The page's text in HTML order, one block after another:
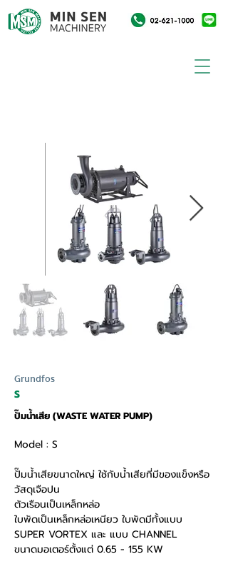
Grundfos
S
ปั๊มน้ำเสีย (WASTE WATER PUMP)
Model : S
ปั๊มน้ำเสียขนาดใหญ่ ใช้กับน้ำเสียที่มีของแข็งหรือ
วัสดุเจือปน
ตัวเรือนเป็นเหล็กหล่อ
ใบพัดเป็นเหล็กหล่อเหนียว ใบพัดมีทั้งแบบ
SUPER VORTEX และ แบบ CHANNEL
ขนาดมอเตอร์ตั้งแต่ 0.65 - 155 KW